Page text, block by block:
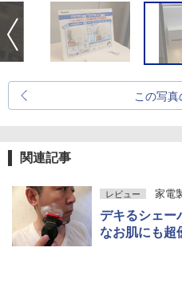
この写
関連記事
レビュー 家電
デキるシェー
なお肌にも超